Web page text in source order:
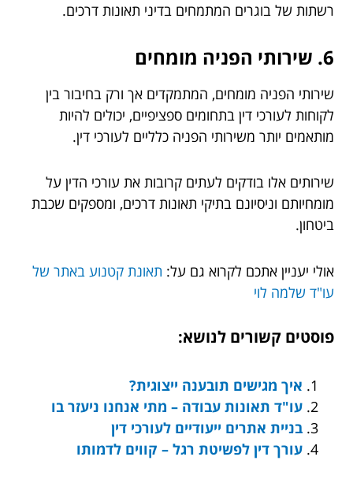
רשתות של בוגרים המתמחים בדיני תאונות דרכים.
6. שירותי הפניה מומחים
שירותי הפניה מומחים, המתמקדים אך ורק בחיבור בין
לקוחות לעורכי דין בתחומים ספציפיים, יכולים להיות
מותאמים יותר משירותי הפניה כלליים לעורכי דין.
שירותים אלו בודקים לעתים קרובות את עורכי הדין על
מומחיותם וניסיונם בתיקי תאונות דרכים, ומספקים שכבת
ביטחון.
אולי יעניין אתכם לקרוא גם על: תאונת קטנוע באתר של
עו"ד שלמה לוי
פוסטים קשורים לנושא:
איך מגישים תובענה ייצוגית?
עו"ד תאונות עבודה – מתי אנחנו ניעזר בו
בניית אתרים ייעודיים לעורכי דין
עורך דין לפשיטת רגל – קווים לדמותו